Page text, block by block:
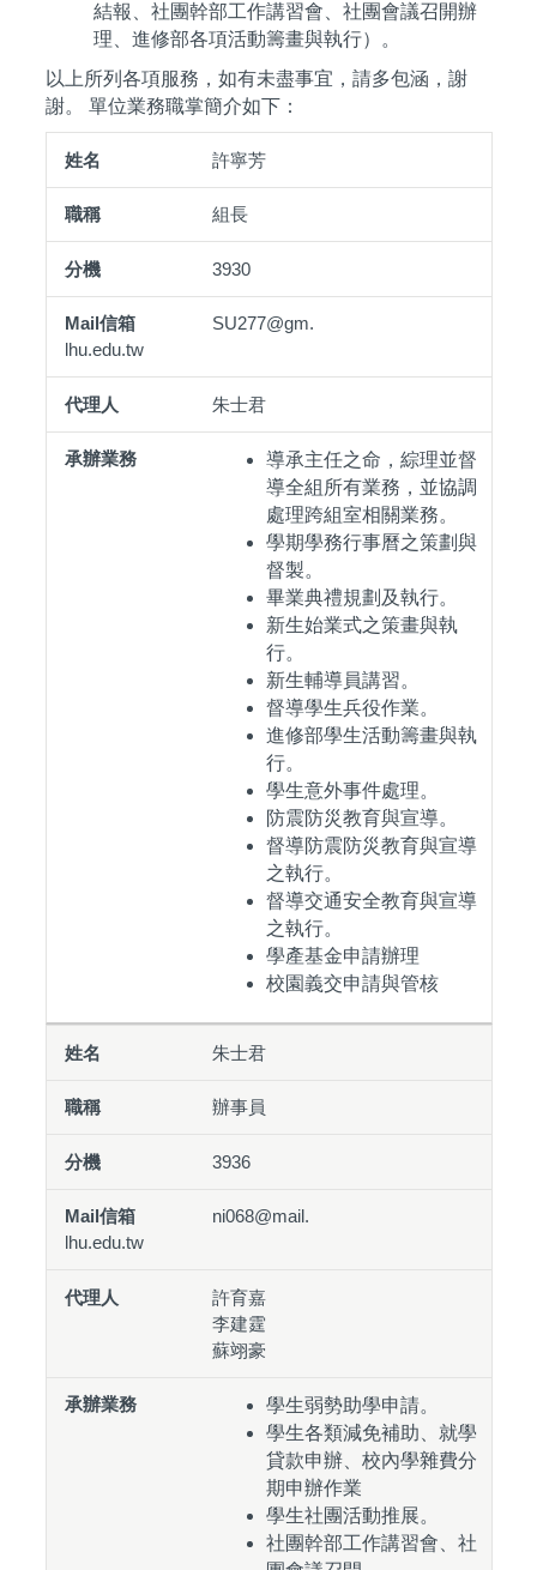
結報、社團幹部工作講習會、社團會議召開辦
理、進修部各項活動籌畫與執行）。
以上所列各項服務，如有未盡事宜，請多包涵，謝
謝。 單位業務職掌簡介如下：
姓名 分機
許寧芳
組長
3930
SU277@gm.
lhu.edu.tw
朱士君
導承主任之命，綜理並督
導全組所有業務，並協調
處理跨組室相關業務。
學期學務行事曆之策劃與
督製。
畢業典禮規劃及執行。
新生始業式之策畫與執
行。
新生輔導員講習。
督導學生兵役作業。
進修部學生活動籌畫與執
行。
學生意外事件處理。
防震防災教育與宣導。
督導防震防災教育與宣導
之執行。
督導交通安全教育與宣導
之執行。
學產基金申請辦理
校園義交申請與管核
朱士君
辦事員
3936
ni068@mail.
lhu.edu.tw
許育嘉
李建霆
蘇翊豪
學生弱勢助學申請。
學生各類減免補助、就學
貸款申辦、校內學雜費分
期申辦作業
學生社團活動推展。
社團幹部工作講習會、社